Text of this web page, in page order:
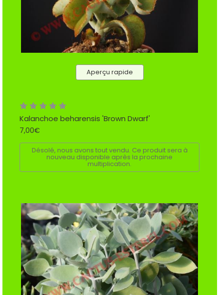
Aperçu rapide
Kalanchoe beharensis 'Brown Dwarf'
7,00€
Désolé, nous avons tout vendu. Ce produit sera à
nouveau disponible après la prochaine
multiplication.